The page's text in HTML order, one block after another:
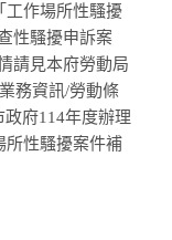
工作場所性騷擾
性騷擾申訴案
請見本府勞動局
務資訊/勞動條
府114年度辦理
所性騷擾案件補